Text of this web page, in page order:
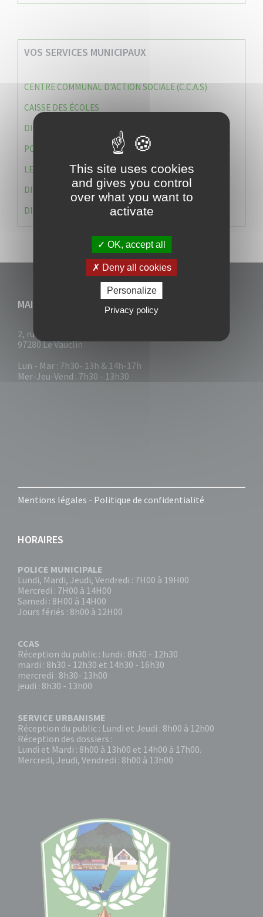
VOS SERVICES MUNICIPAUX
CENTRE COMMUNAL D’ACTION SOCIALE (C.C.A.S)
CAISSE DES ÉCOLES
DIRECTION DES SERVICES TECHNIQUES
POLICE MUNICIPALE
LE CABINET DU MAIRE
DIRECTION DES RESSOURCES ET MOYENS
DIRECTION DU DEVELLOPPEMENT URBAIN DURABL
MAIRIE DU VAUCLIN
2, rue Collignon
97280 Le Vauclin
Lun - Mar : 7h30- 13h & 14h-17h
Mer-Jeu-Vend : 7h30 - 13h30
Mentions légales - Politique de confidentialité
HORAIRES
POLICE MUNICIPALE
Lundi, Mardi, Jeudi, Vendredi : 7H00 à 19H00
Mercredi : 7H00 à 14H00
Samedi : 8H00 à 14H00
Jours fériés : 8h00 à 12H00
CCAS
Réception du public : lundi : 8h30 - 12h30
mardi : 8h30 - 12h30 et 14h30 - 16h30
mercredi : 8h30- 13h00
jeudi : 8h30 - 13h00
SERVICE URBANISME
Réception du public : Lundi et Jeudi : 8h00 à 12h00
Réception des dossiers :
Lundi et Mardi : 8h00 à 13h00 et 14h00 à 17h00.
Mercredi, Jeudi, Vendredi : 8h00 à 13h00
This site uses cookies
and gives you control
over what you want to
activate
OK, accept all
Deny all cookies
Personalize
Privacy policy